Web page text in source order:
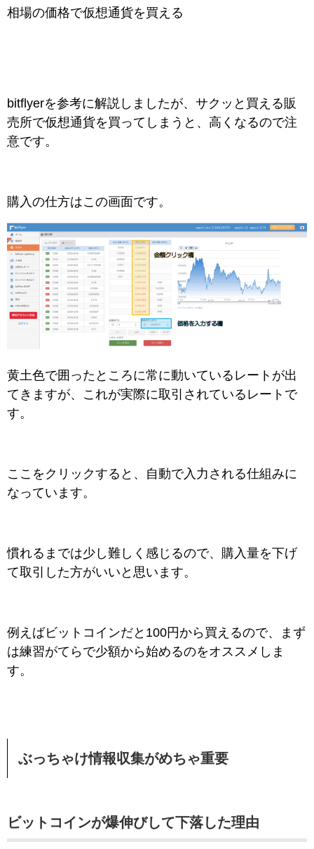
相場の価格で仮想通貨を買える
bitflyerを参考に解説しましたが、サクッと買える販
売所で仮想通貨を買ってしまうと、高くなるので注
意です。
購入の仕方はこの画面です。
黄土色で囲ったところに常に動いているレートが出
てきますが、これが実際に取引されているレートで
す。
ここをクリックすると、自動で入力される仕組みに
なっています。
慣れるまでは少し難しく感じるので、購入量を下げ
て取引した方がいいと思います。
例えばビットコインだと100円から買えるので、まず
は練習がてらで少額から始めるのをオススメしま
す。
ぶっちゃけ情報収集がめちゃ重要
ビットコインが爆伸びして下落した理由